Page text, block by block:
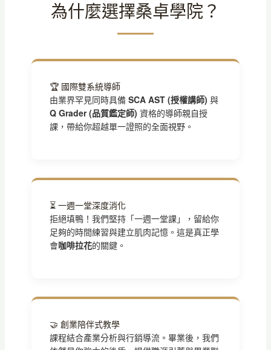
為什麼選擇桑卓學院？
🏆 國際雙系統導師
由業界罕見同時具備 SCA AST (授權講師) 與
Q Grader (品質鑑定師) 資格的導師親自授
課，帶給你超越單一證照的全面視野。
⏳ 一週一堂深度消化
拒絕填鴨！我們堅持「一週一堂課」，留給你
足夠的時間練習與建立肌肉記憶。這是真正學
會咖啡拉花的關鍵。
🤝 創業陪伴式教學
課程結合產業分析與行銷導流。畢業後，我們